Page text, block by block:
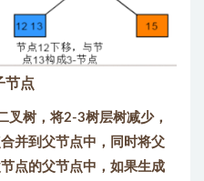
节点
叉树，将2-3树层树减少，
并到父节点中，同时将父
点的父节点中，如果生成